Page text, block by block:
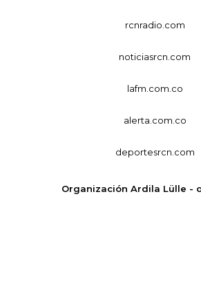
rcnradio.com
noticiasrcn.com
lafm.com.co
alerta.com.co
deportesrcn.com
Organización Ardila Lülle -